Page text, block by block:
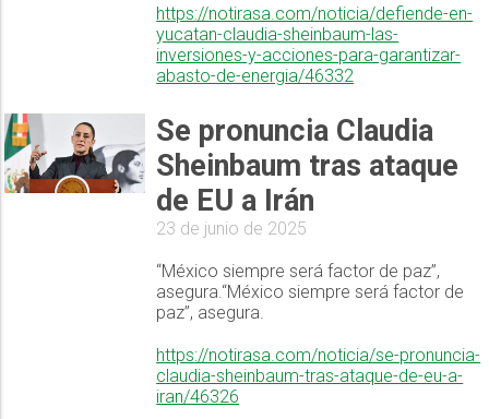
https://notirasa.com/noticia/defiende-en-
yucatan-claudia-sheinbaum-las-
inversiones-y-acciones-para-garantizar-
abasto-de-energia/46332
Se pronuncia Claudia
Sheinbaum tras ataque
de EU a Irán
23 de junio de 2025
“México siempre será factor de paz”,
asegura.“México siempre será factor de
paz”, asegura.
https://notirasa.com/noticia/se-pronuncia-
claudia-sheinbaum-tras-ataque-de-eu-a-
iran/46326